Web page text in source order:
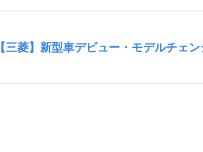
【三菱】新型車デビュー・モデルチェ